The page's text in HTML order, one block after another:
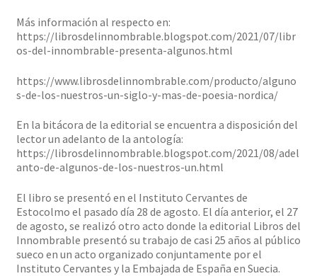
Más información al respecto en:
https://librosdelinnombrable.blogspot.com/2021/07/libr
os-del-innombrable-presenta-algunos.html
https://www.librosdelinnombrable.com/producto/alguno
s-de-los-nuestros-un-siglo-y-mas-de-poesia-nordica/
En la bitácora de la editorial se encuentra a disposición del
lector un adelanto de la antología:
https://librosdelinnombrable.blogspot.com/2021/08/adel
anto-de-algunos-de-los-nuestros-un.html
El libro se presentó en el Instituto Cervantes de
Estocolmo el pasado día 28 de agosto. El día anterior, el 27
de agosto, se realizó otro acto donde la editorial Libros del
Innombrable presentó su trabajo de casi 25 años al público
sueco en un acto organizado conjuntamente por el
Instituto Cervantes y la Embajada de España en Suecia.